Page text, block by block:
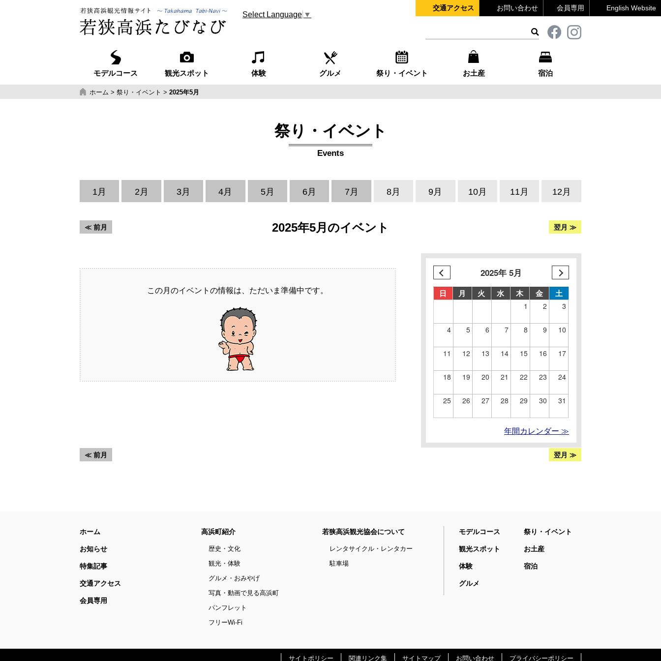
交通アクセス お問い合わせ 会員専用 English Website
Select Language ▼
モデルコース 観光スポット 体験 グルメ 祭り・イベント お土産 宿泊
ホーム > 祭り・イベント > 2025年5月
祭り・イベント
Events
1月 2月 3月 4月 5月 6月 7月 8月 9月 10月 11月 12月
2025年5月のイベント
≪ 前月 翌月 ≫
2025年 5月
日 月 火 水 木 金 土
1 2 3
4 5 6 7 8 9 10
11 12 13 14 15 16 17
18 19 20 21 22 23 24
25 26 27 28 29 30 31
年間カレンダー ≫
この月のイベントの情報は、ただいま準備中です。
≪ 前月 翌月 ≫
ホーム
お知らせ
特集記事
交通アクセス
会員専用
高浜町紹介
歴史・文化
観光・体験
グルメ・おみやげ
写真・動画で見る高浜町
パンフレット
フリーWi-Fi
若狭高浜観光協会について
レンタサイクル・レンタカー
駐車場
モデルコース
観光スポット
体験
グルメ
祭り・イベント
お土産
宿泊
サイトポリシー 関連リンク集 サイトマップ お問い合わせ プライバシーポリシー